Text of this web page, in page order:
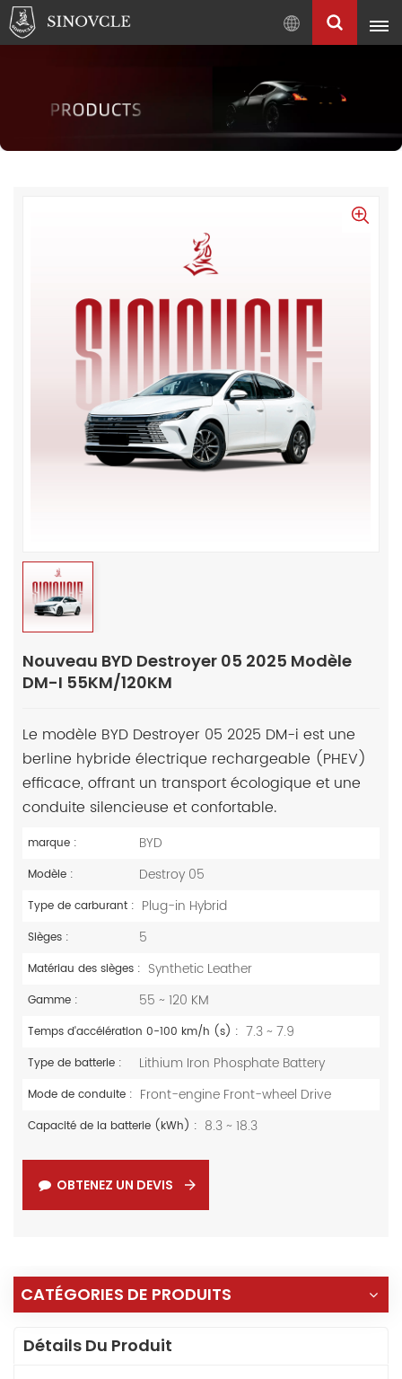
Français
English
Pусский العربية
Nouveau BYD Destroyer 05 2025 Modèle
DM-I 55KM/120KM
Le modèle BYD Destroyer 05 2025 DM-i est une
berline hybride électrique rechargeable (PHEV)
efficace, offrant un transport écologique et une
conduite silencieuse et confortable.
marque : BYD
Modèle : Destroy 05
Type de carburant : Plug-in Hybrid
Sièges : 5
Matériau des sièges : Synthetic Leather
Gamme : 55 ~ 120 KM
Temps d'accélération 0-100 km/h (s) : 7.3 ~ 7.9
Type de batterie : Lithium Iron Phosphate Battery
Mode de conduite : Front-engine Front-wheel Drive
Capacité de la batterie (kWh) : 8.3 ~ 18.3
OBTENEZ UN DEVIS
CATÉGORIES DE PRODUITS
Détails Du Produit